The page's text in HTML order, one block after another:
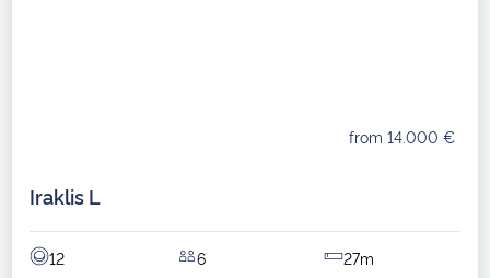
from 14.000 €
Iraklis L
12 6 27m